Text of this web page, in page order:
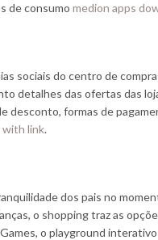
de consumo medion apps
sociais do centro de
detalhes das ofertas das
desconto, formas de
with link.
dos pais no
o shopping traz as
o playground